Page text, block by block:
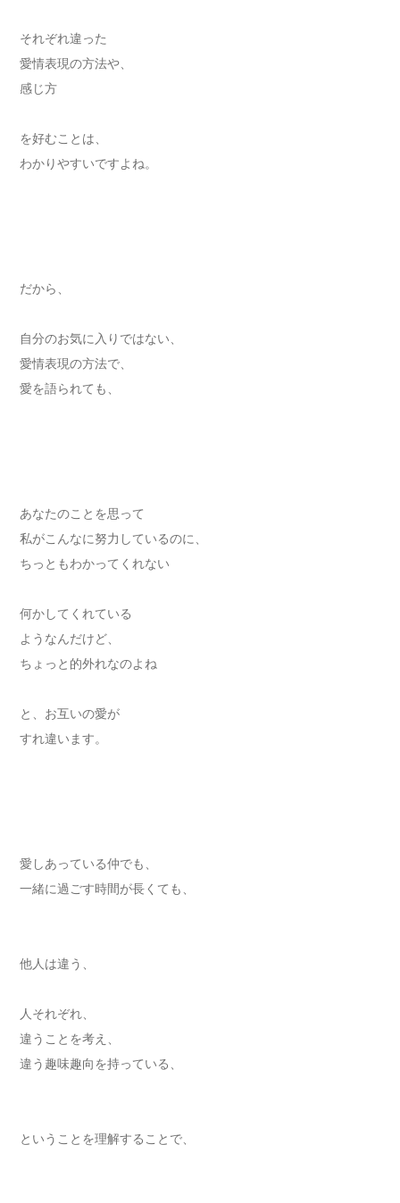
それぞれ違った
愛情表現の方法や、
感じ方
を好むことは、
わかりやすいですよね。
だから、
自分のお気に入りではない、
愛情表現の方法で、
愛を語られても、
あなたのことを思って
私がこんなに努力しているのに、
ちっともわかってくれない
何かしてくれている
ようなんだけど、
ちょっと的外れなのよね
と、お互いの愛が
すれ違います。
愛しあっている仲でも、
一緒に過ごす時間が長くても、
他人は違う、
人それぞれ、
違うことを考え、
違う趣味趣向を持っている、
ということを理解することで、